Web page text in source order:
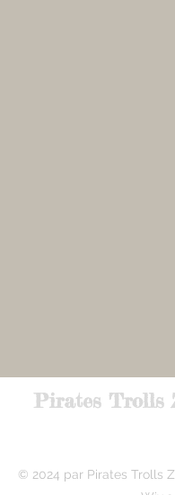
Pirates Trolls
© 2024 par Pirates Trolls